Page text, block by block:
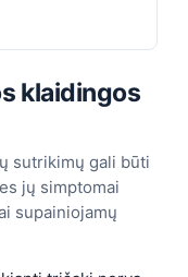
klaidingos
sutrikimų gali būti
jų simptomai
supainiojamų